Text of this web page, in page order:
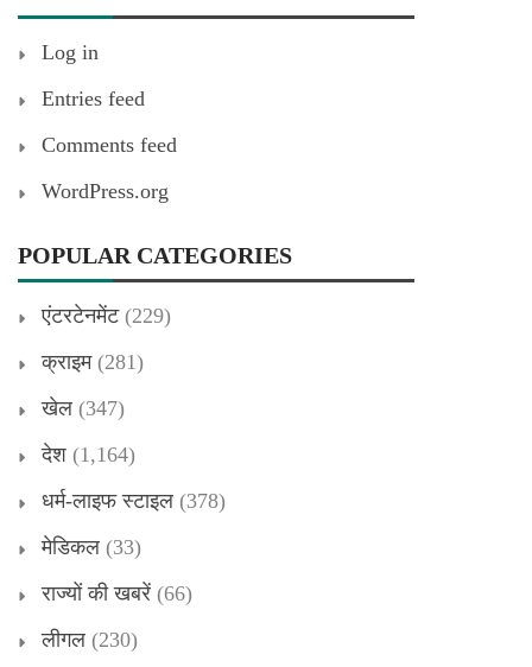
Log in
Entries feed
Comments feed
WordPress.org
POPULAR CATEGORIES
एंटरटेनमेंट(229)
क्राइम(281)
खेल (347)
देश (1,164)
धर्म-लाइफ स्टाइल (378)
मेडिकल (33)
राज्यों की खबरें (66)
लीगल (230)